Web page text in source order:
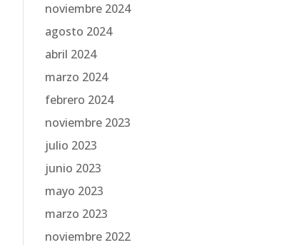
noviembre 2024
agosto 2024
abril 2024
marzo 2024
febrero 2024
noviembre 2023
julio 2023
junio 2023
mayo 2023
marzo 2023
noviembre 2022